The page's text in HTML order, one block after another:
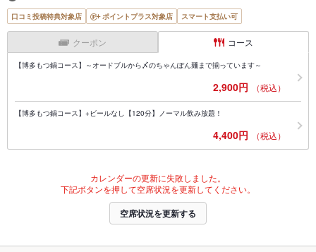
口コミ投稿特典対象店 ポイントプラス対象店 スマート支払い可
クーポン コース
【博多もつ鍋コース】～オードブルから〆のちゃんぽん麺まで揃っています～
2,900円 （税込）
【博多もつ鍋コース】+ビールなし【120分】ノーマル飲み放題！
4,400円 （税込）
カレンダーの更新に失敗しました。
下記ボタンを押して空席状況を更新してください。
空席状況を更新する